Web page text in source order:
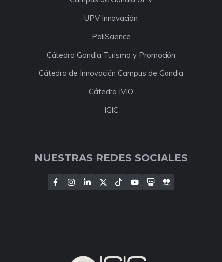
UPV Innovación
PoliScience
Cátedra Gandia Turismo y Promoción
Cátedra de Innovación Campus de Gandia
Cátedra IVIO
IGIC
NUESTRAS REDES SOCIALES